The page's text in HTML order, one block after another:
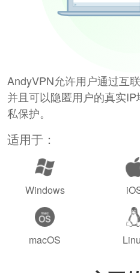
AndyVPN允许用户通过互
并且可以隐匿用户的真实
私保护。
适用于：
Windows
macOS